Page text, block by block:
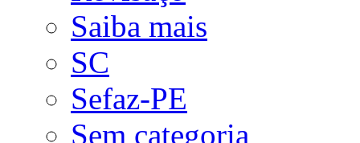
Saiba mais
SC
Sefaz-PE
Sem categoria